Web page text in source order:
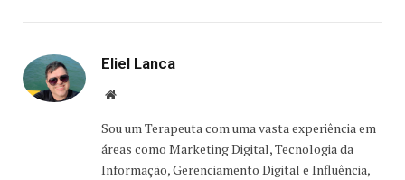
Eliel Lanca
Website
Sou um Terapeuta com uma vasta experiência em
áreas como Marketing Digital, Tecnologia da
Informação, Gerenciamento Digital e Influência,